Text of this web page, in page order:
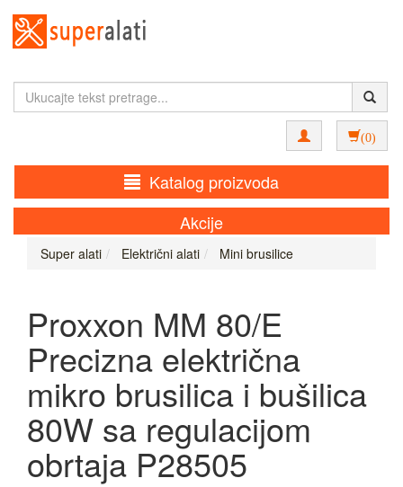
(0)
Katalog proizvoda
Akcije
Super alati Električni alati Mini brusilice
Proxxon MM 80/E
Precizna električna
mikro brusilica i bušilica
80W sa regulacijom
obrtaja P28505